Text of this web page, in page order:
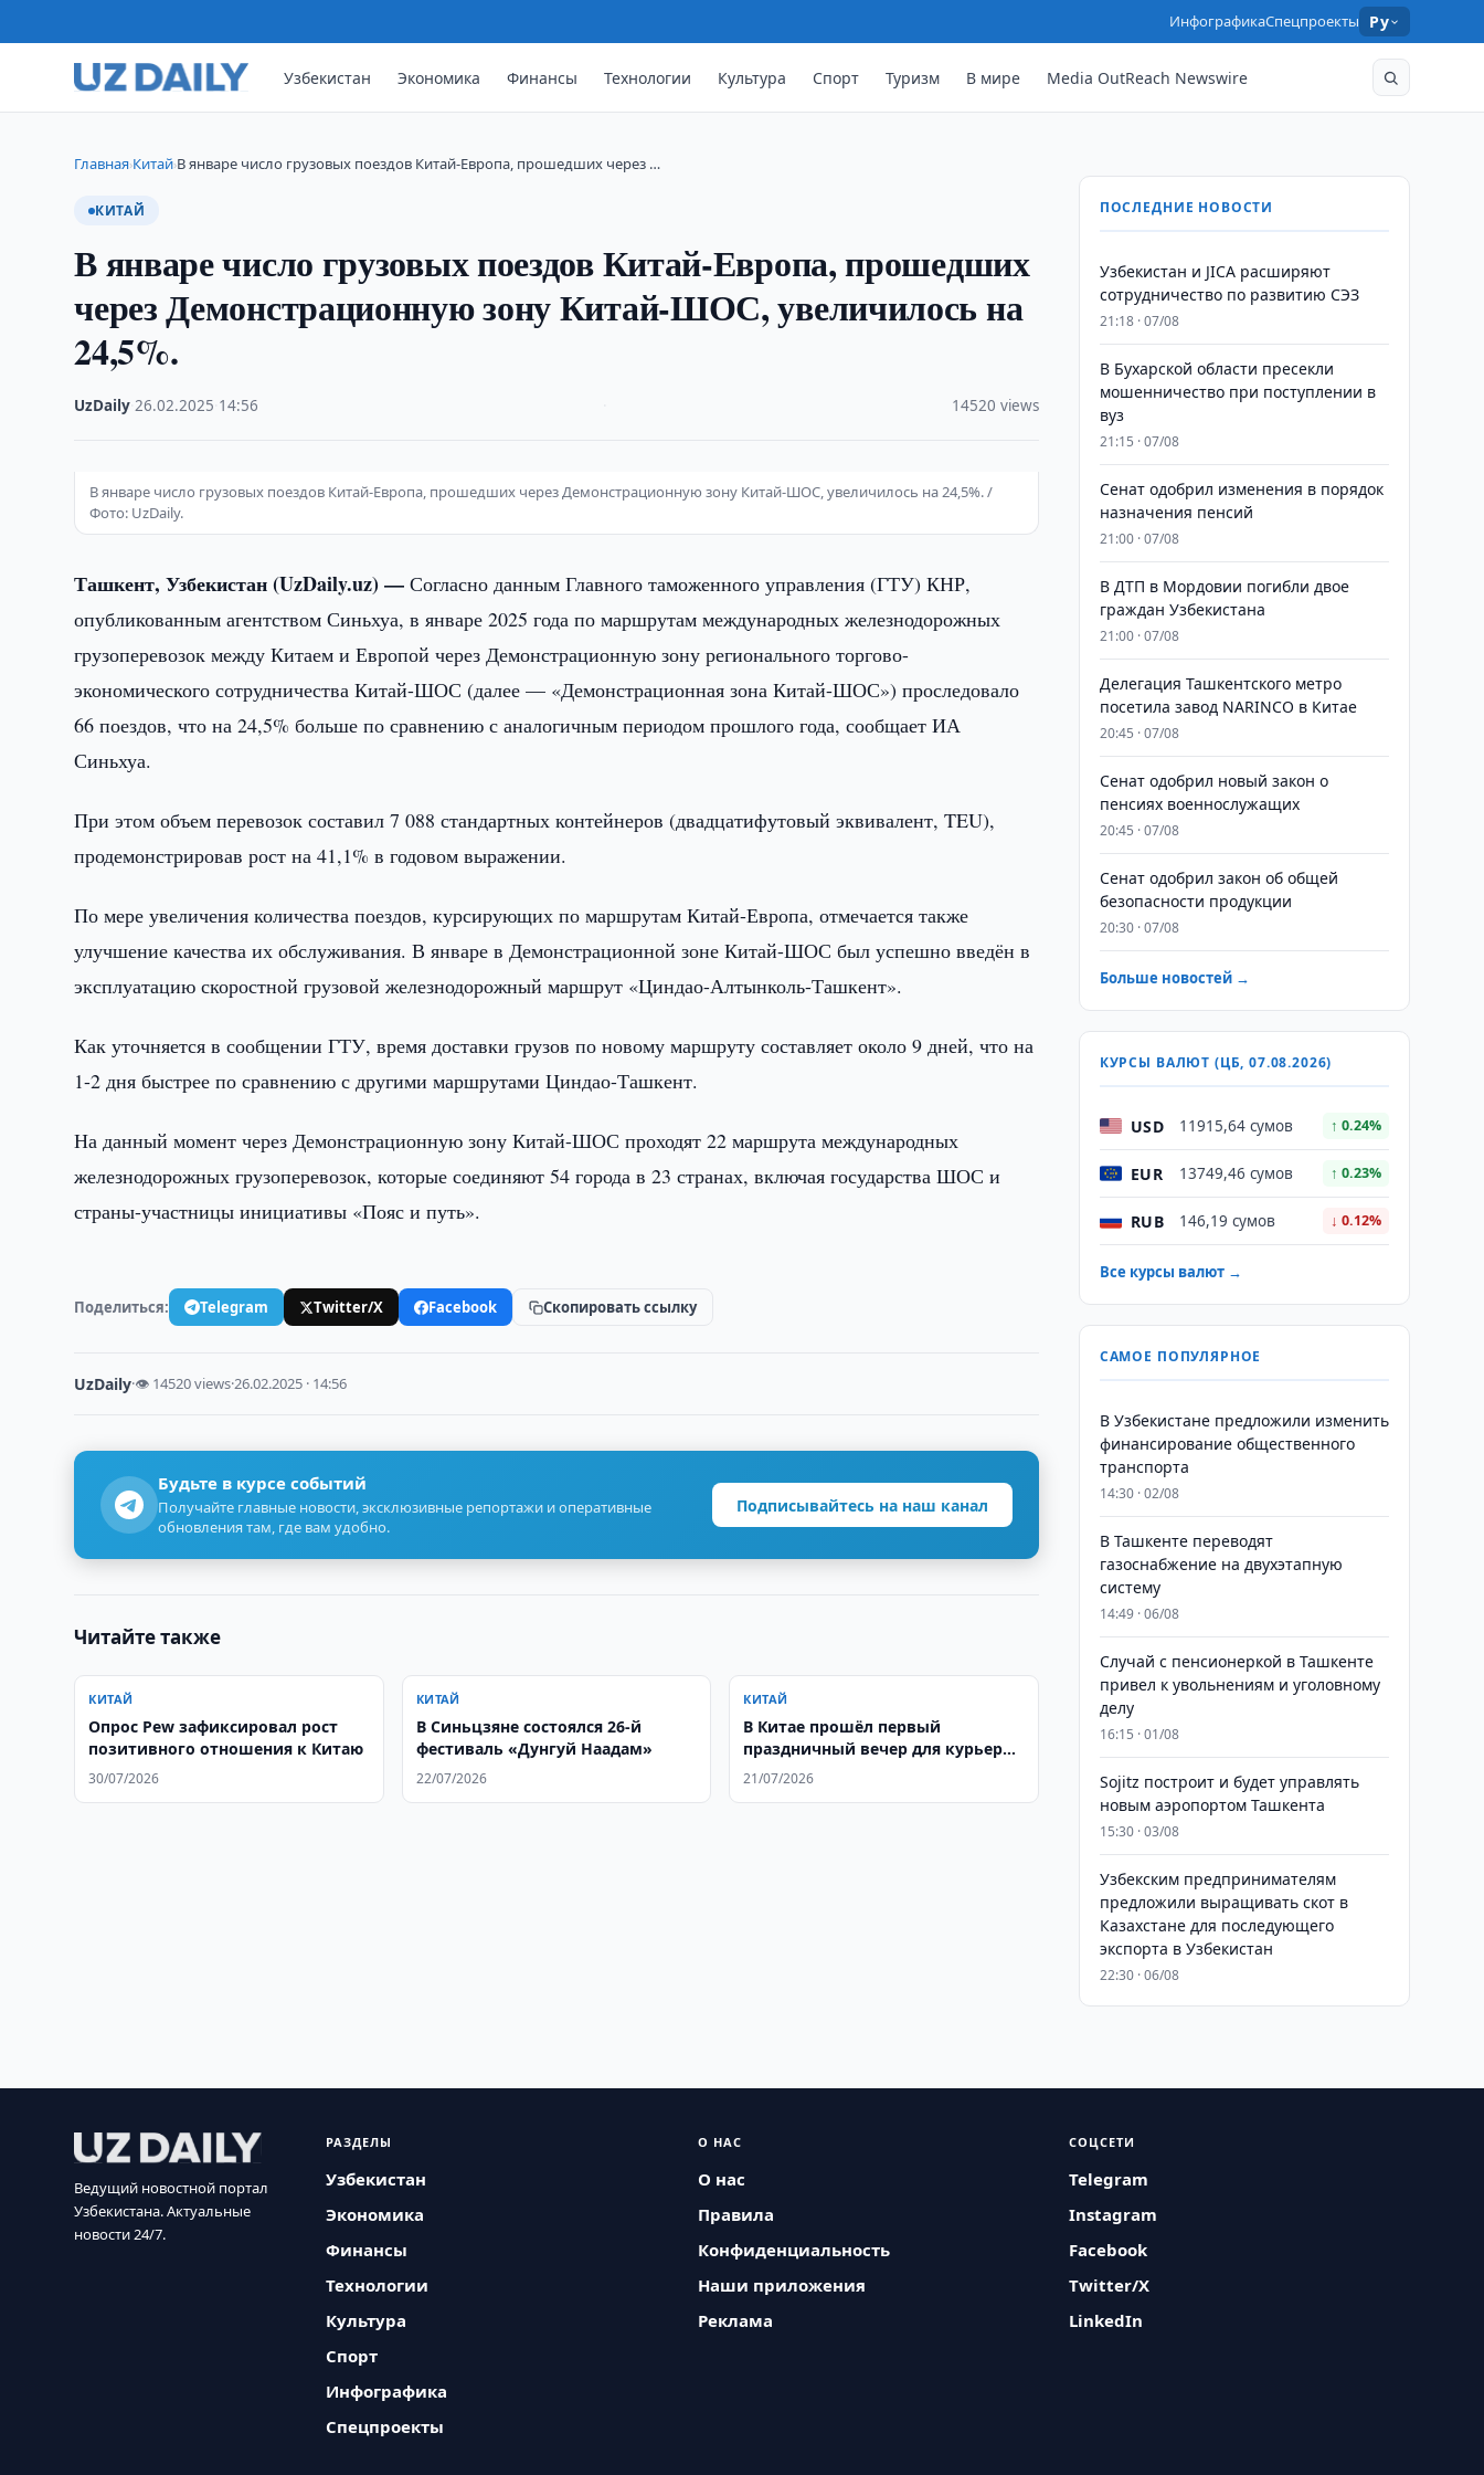
ИнфографикаСпецпроекты Ру
Узбекистан Экономика Финансы Технологии Культура Спорт Туризм В мире Media OutReach Newswire
Главная›Китай›В январе число грузовых поездов Китай-Европа, прошедших через …
КИТАЙ
В январе число грузовых поездов Китай-Европа, прошедших
через Демонстрационную зону Китай-ШОС, увеличилось на
24,5%.
UzDaily ·26.02.2025 14:56 14520 views
В январе число грузовых поездов Китай-Европа, прошедших через Демонстрационную зону Китай-ШОС, увеличилось на 24,5%. /
Фото: UzDaily.
Ташкент, Узбекистан (UzDaily.uz) —Согласно данным Главного таможенного управления (ГТУ) КНР,
опубликованным агентством Синьхуа, в январе 2025 года по маршрутам международных железнодорожных
грузоперевозок между Китаем и Европой через Демонстрационную зону регионального торгово-
экономического сотрудничества Китай-ШОС (далее — «Демонстрационная зона Китай-ШОС») проследовало
66 поездов, что на 24,5% больше по сравнению с аналогичным периодом прошлого года, сообщает ИА
Синьхуа.
При этом объем перевозок составил 7 088 стандартных контейнеров (двадцатифутовый эквивалент, TEU),
продемонстрировав рост на 41,1% в годовом выражении.
По мере увеличения количества поездов, курсирующих по маршрутам Китай-Европа, отмечается также
улучшение качества их обслуживания. В январе в Демонстрационной зоне Китай-ШОС был успешно введён в
эксплуатацию скоростной грузовой железнодорожный маршрут «Циндао-Алтынколь-Ташкент».
Как уточняется в сообщении ГТУ, время доставки грузов по новому маршруту составляет около 9 дней, что на
1-2 дня быстрее по сравнению с другими маршрутами Циндао-Ташкент.
На данный момент через Демонстрационную зону Китай-ШОС проходят 22 маршрута международных
железнодорожных грузоперевозок, которые соединяют 54 города в 23 странах, включая государства ШОС и
страны-участницы инициативы «Пояс и путь».
Поделиться: Telegram Twitter/X Facebook Скопировать ссылку
UzDaily·👁 14520 views·26.02.2025 · 14:56
Будьте в курсе событий
Получайте главные новости, эксклюзивные репортажи и оперативные
обновления там, где вам удобно.
Подписывайтесь на наш канал
Читайте также
КИТАЙ
Опрос Pew зафиксировал рост
позитивного отношения к Китаю
30/07/2026
КИТАЙ
В Синьцзяне состоялся 26-й
фестиваль «Дунгуй Наадам»
22/07/2026
КИТАЙ
В Китае прошёл первый
праздничный вечер для курьеров
и других работников новых форм
21/07/2026
ПОСЛЕДНИЕ НОВОСТИ
Узбекистан и JICA расширяют
сотрудничество по развитию СЭЗ
21:18 · 07/08
В Бухарской области пресекли
мошенничество при поступлении в
вуз
21:15 · 07/08
Сенат одобрил изменения в порядок
назначения пенсий
21:00 · 07/08
В ДТП в Мордовии погибли двое
граждан Узбекистана
21:00 · 07/08
Делегация Ташкентского метро
посетила завод NARINCO в Китае
20:45 · 07/08
Сенат одобрил новый закон о
пенсиях военнослужащих
20:45 · 07/08
Сенат одобрил закон об общей
безопасности продукции
20:30 · 07/08
Больше новостей →
КУРСЫ ВАЛЮТ (ЦБ, 07.08.2026)
USD 11915,64 сумов ↑ 0.24%
EUR 13749,46 сумов ↑ 0.23%
RUB 146,19 сумов ↓ 0.12%
Все курсы валют →
САМОЕ ПОПУЛЯРНОЕ
В Узбекистане предложили изменить
финансирование общественного
транспорта
14:30 · 02/08
В Ташкенте переводят
газоснабжение на двухэтапную
систему
14:49 · 06/08
Случай с пенсионеркой в Ташкенте
привел к увольнениям и уголовному
делу
16:15 · 01/08
Sojitz построит и будет управлять
новым аэропортом Ташкента
15:30 · 03/08
Узбекским предпринимателям
предложили выращивать скот в
Казахстане для последующего
экспорта в Узбекистан
22:30 · 06/08
Ведущий новостной портал
Узбекистана. Актуальные
новости 24/7.
РАЗДЕЛЫ
Узбекистан
Экономика
Финансы
Технологии
Культура
Спорт
Инфографика
Спецпроекты
О НАС
О нас
Правила
Конфиденциальность
Наши приложения
Реклама
СОЦСЕТИ
Telegram
Instagram
Facebook
Twitter/X
LinkedIn